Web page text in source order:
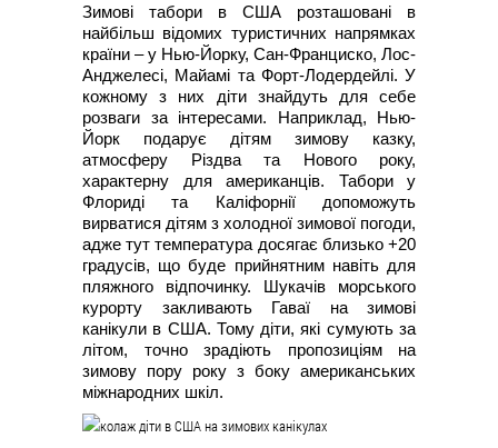
Зимові табори в США розташовані в
найбільш відомих туристичних напрямках
країни – у Нью-Йорку, Сан-Франциско, Лос-
Анджелесі, Майамі та Форт-Лодердейлі. У
кожному з них діти знайдуть для себе
розваги за інтересами. Наприклад, Нью-
Йорк подарує дітям зимову казку,
атмосферу Різдва та Нового року,
характерну для американців. Табори у
Флориді та Каліфорнії допоможуть
вирватися дітям з холодної зимової погоди,
адже тут температура досягає близько +20
градусів, що буде прийнятним навіть для
пляжного відпочинку. Шукачів морського
курорту закливають Гаваї на зимові
канікули в США. Тому діти, які сумують за
літом, точно зрадіють пропозиціям на
зимову пору року з боку американських
міжнародних шкіл.